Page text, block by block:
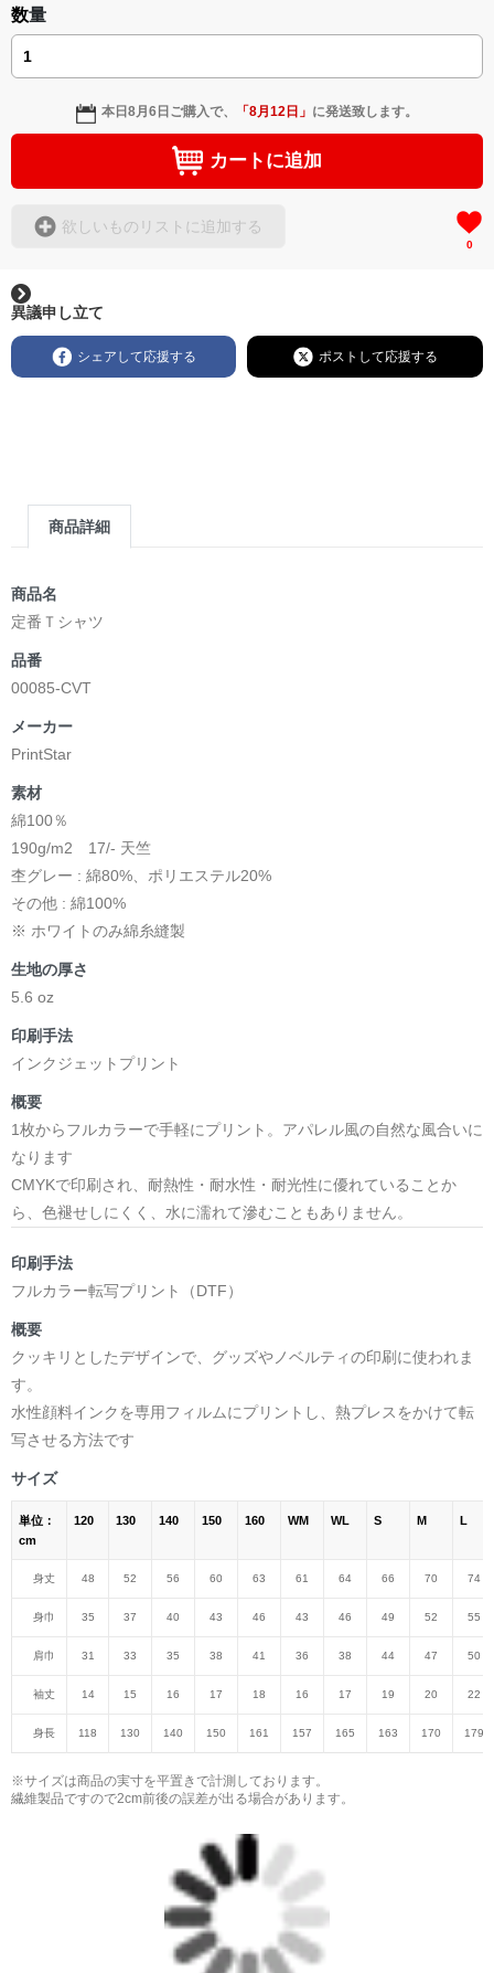
数量
本日8月6日 ご購入で、 「8月12日 」 に発送致します。
カートに追加
欲しいものリストに追加する
0
異議申し立て
シェアして応援する ポストして応援する
商品詳細
商品名
定番Ｔシャツ
品番
00085-CVT
メーカー
PrintStar
素材
綿100％
190g/m2 17/- 天竺
杢グレー : 綿80%、ポリエステル20%
その他 : 綿100%
※ ホワイトのみ綿糸縫製
生地の厚さ
5.6 oz
印刷手法
インクジェットプリント
概要
1枚からフルカラーで手軽にプリント。アパレル風の自然な風合いに
なります
CMYKで印刷され、耐熱性・耐水性・耐光性に優れていることか
ら、色褪せしにくく、水に濡れて滲むこともありません。
印刷手法
フルカラー転写プリント（DTF）
概要
クッキリとしたデザインで、グッズやノベルティの印刷に使われま
す。
水性顔料インクを専用フィルムにプリントし、熱プレスをかけて転
写させる方法です
サイズ
単位：
cm
120 130 140 150 160 WM WL S M L
身丈 48 52 56 60 63 61 64 66 70 74
身巾 35 37 40 43 46 43 46 49 52 55
肩巾 31 33 35 38 41 36 38 44 47 50
袖丈 14 15 16 17 18 16 17 19 20 22
身長 118 130 140 150 161 157 165 163 170 179
※サイズは商品の実寸を平置きで計測しております。
繊維製品ですので2cm前後の誤差が出る場合があります。